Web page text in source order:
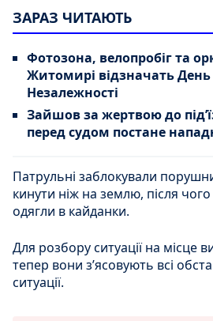
ЗАРАЗ ЧИТАЮТЬ
Фотозона, велопробіг та
Житомирі відзначать
Незалежності
Зайшов за жертвою до
перед судом постане
Патрульні заблокували
кинути ніж на землю, після
одягли в кайданки.
Для розбору ситуації на місце
тепер вони з’ясовують всі
ситуації.